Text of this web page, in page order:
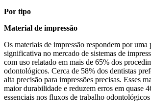
Por tipo
Material de impressão
Os materiais de impressão respondem por uma
significativa no mercado de sistemas de
com uso relatado em mais de 65% dos
odontológicos. Cerca de 58% dos dentistas
alta precisão para impressões precisas. Esses
maior durabilidade e reduzem erros em quase
essenciais nos fluxos de trabalho